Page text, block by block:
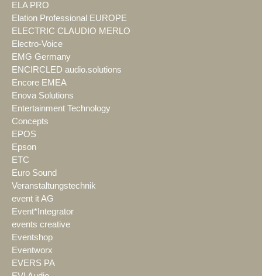
ELA PRO
Elation Professional EUROPE
ELECTRIC CLAUDIO MERLO
Electro-Voice
EMG Germany
ENCIRCLED audio.solutions
Encore EMEA
Enova Solutions
Entertainment Technology
Concepts
EPOS
Epson
ETC
Euro Sound
Veranstaltungstechnik
event it AG
Event*Integrator
events creative
Eventshop
Eventworx
EVERS PA